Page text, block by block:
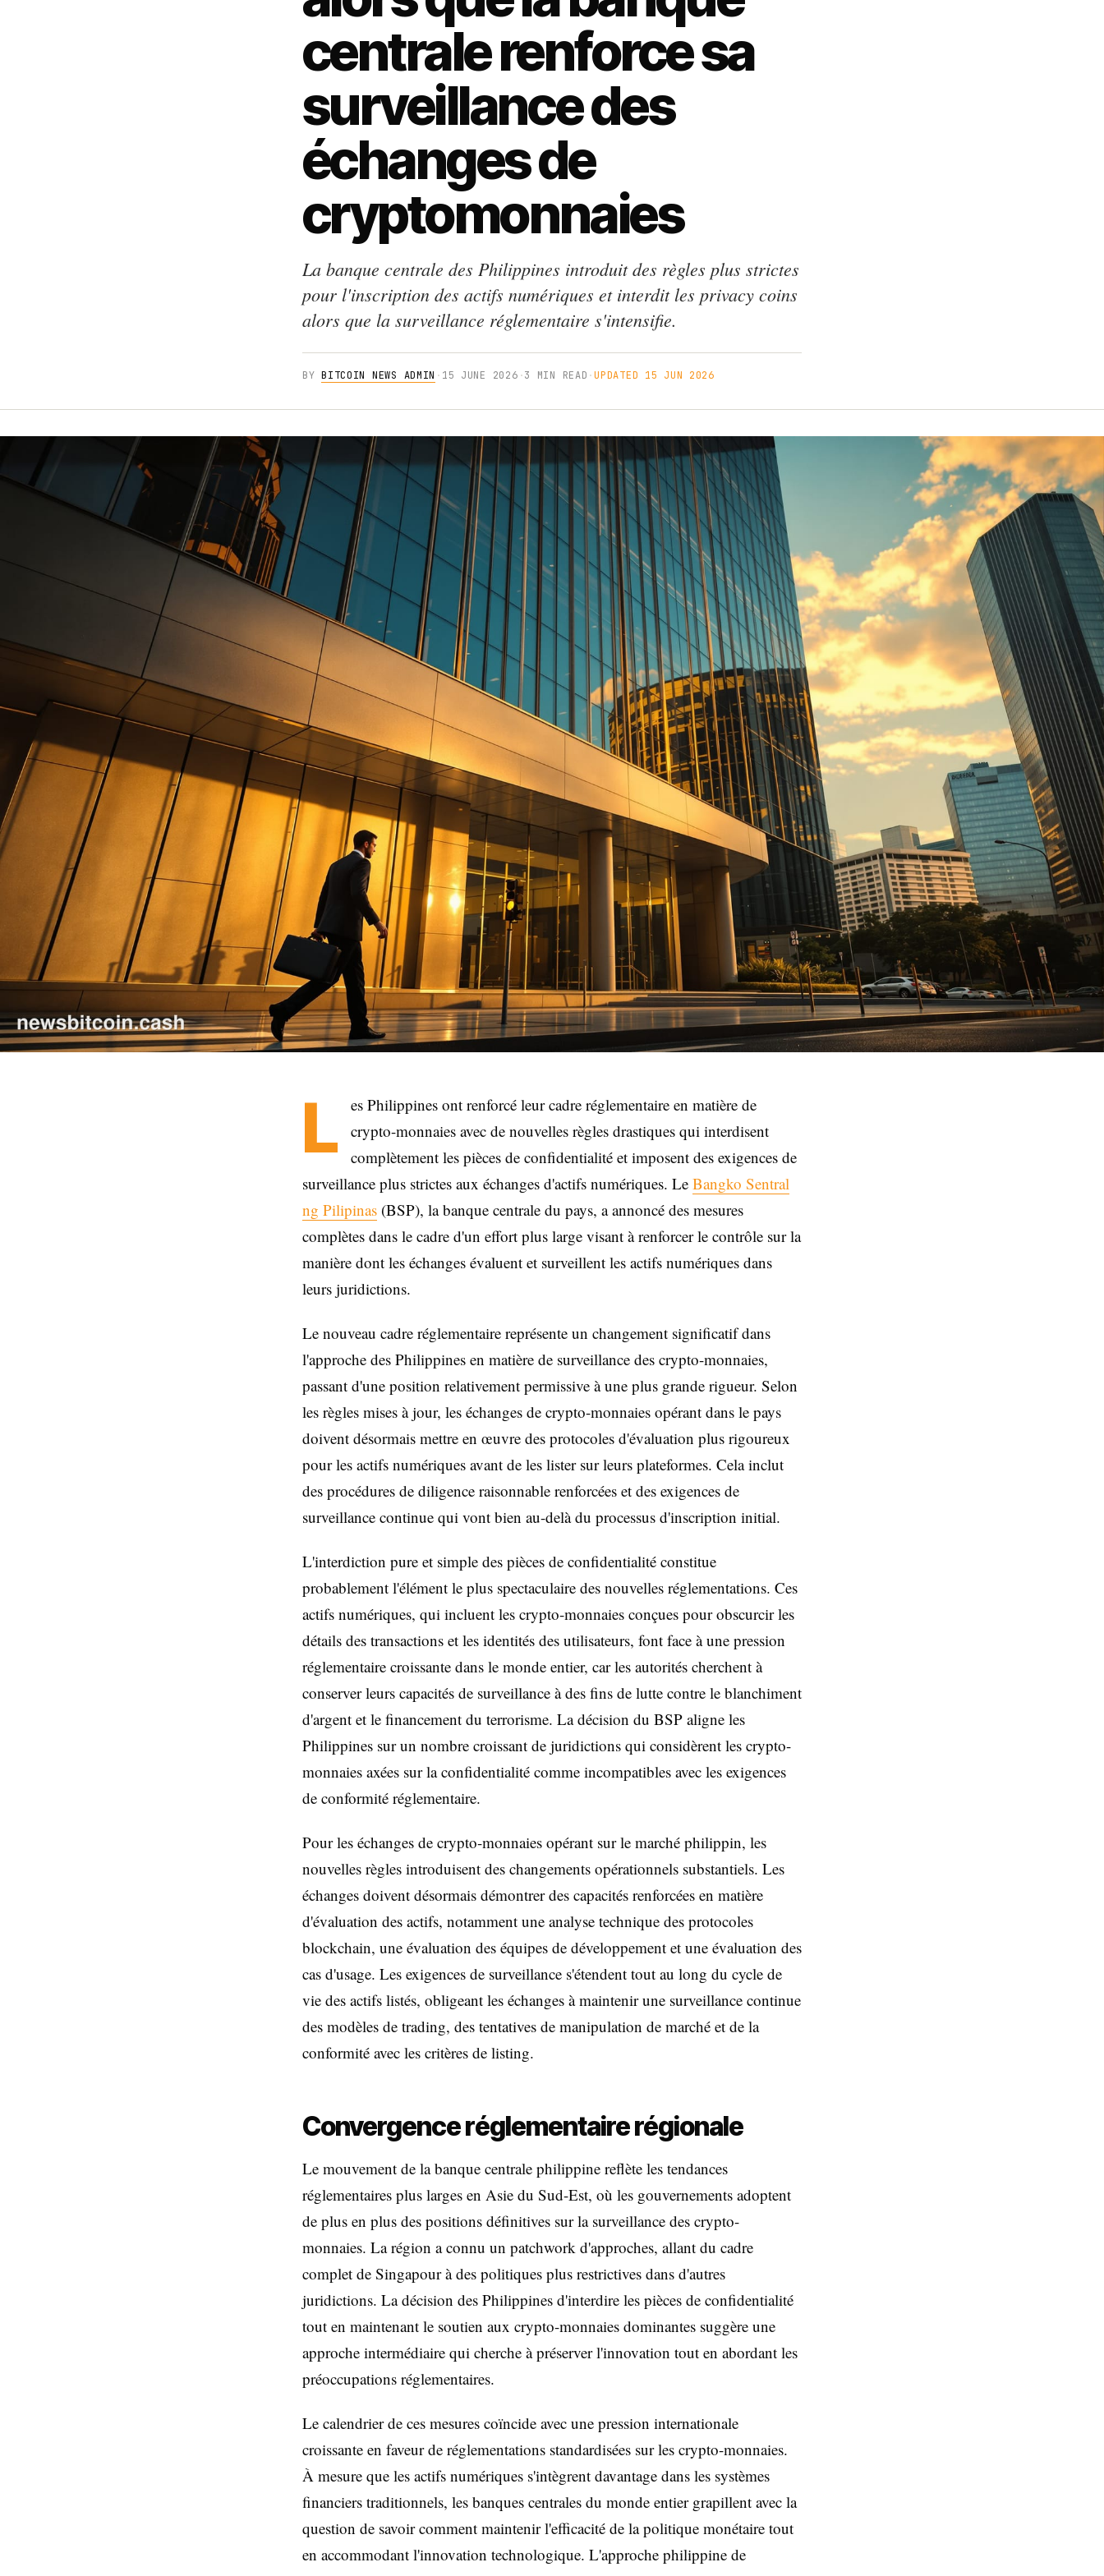
centrale renforce sa
surveillance des
échanges de
cryptomonnaies
La banque centrale des Philippines introduit des règles plus strictes
pour l'inscription des actifs numériques et interdit les privacy coins
alors que la surveillance réglementaire s'intensifie.
BYBITCOIN NEWS ADMIN · 15 JUNE 2026 ·3 MIN READ ·UPDATED 15 JUN 2026
L
es Philippines ont renforcé leur cadre réglementaire en matière de
crypto-monnaies avec de nouvelles règles drastiques qui interdisent
complètement les pièces de confidentialité et imposent des exigences de
surveillance plus strictes aux échanges d'actifs numériques. Le Bangko Sentral
ng Pilipinas (BSP), la banque centrale du pays, a annoncé des mesures
complètes dans le cadre d'un effort plus large visant à renforcer le contrôle sur la
manière dont les échanges évaluent et surveillent les actifs numériques dans
leurs juridictions.
Le nouveau cadre réglementaire représente un changement significatif dans
l'approche des Philippines en matière de surveillance des crypto-monnaies,
passant d'une position relativement permissive à une plus grande rigueur. Selon
les règles mises à jour, les échanges de crypto-monnaies opérant dans le pays
doivent désormais mettre en œuvre des protocoles d'évaluation plus rigoureux
pour les actifs numériques avant de les lister sur leurs plateformes. Cela inclut
des procédures de diligence raisonnable renforcées et des exigences de
surveillance continue qui vont bien au-delà du processus d'inscription initial.
L'interdiction pure et simple des pièces de confidentialité constitue
probablement l'élément le plus spectaculaire des nouvelles réglementations. Ces
actifs numériques, qui incluent les crypto-monnaies conçues pour obscurcir les
détails des transactions et les identités des utilisateurs, font face à une pression
réglementaire croissante dans le monde entier, car les autorités cherchent à
conserver leurs capacités de surveillance à des fins de lutte contre le blanchiment
d'argent et le financement du terrorisme. La décision du BSP aligne les
Philippines sur un nombre croissant de juridictions qui considèrent les crypto-
monnaies axées sur la confidentialité comme incompatibles avec les exigences
de conformité réglementaire.
Pour les échanges de crypto-monnaies opérant sur le marché philippin, les
nouvelles règles introduisent des changements opérationnels substantiels. Les
échanges doivent désormais démontrer des capacités renforcées en matière
d'évaluation des actifs, notamment une analyse technique des protocoles
blockchain, une évaluation des équipes de développement et une évaluation des
cas d'usage. Les exigences de surveillance s'étendent tout au long du cycle de
vie des actifs listés, obligeant les échanges à maintenir une surveillance continue
des modèles de trading, des tentatives de manipulation de marché et de la
conformité avec les critères de listing.
Convergence réglementaire régionale
Le mouvement de la banque centrale philippine reflète les tendances
réglementaires plus larges en Asie du Sud-Est, où les gouvernements adoptent
de plus en plus des positions définitives sur la surveillance des crypto-
monnaies. La région a connu un patchwork d'approches, allant du cadre
complet de Singapour à des politiques plus restrictives dans d'autres
juridictions. La décision des Philippines d'interdire les pièces de confidentialité
tout en maintenant le soutien aux crypto-monnaies dominantes suggère une
approche intermédiaire qui cherche à préserver l'innovation tout en abordant les
préoccupations réglementaires.
Le calendrier de ces mesures coïncide avec une pression internationale
croissante en faveur de réglementations standardisées sur les crypto-monnaies.
À mesure que les actifs numériques s'intègrent davantage dans les systèmes
financiers traditionnels, les banques centrales du monde entier grapillent avec la
question de savoir comment maintenir l'efficacité de la politique monétaire tout
en accommodant l'innovation technologique. L'approche philippine de